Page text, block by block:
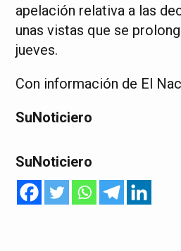
apelación relativa a las
unas vistas que se
jueves.
Con información de El
SuNoticiero
SuNoticiero